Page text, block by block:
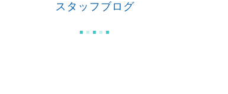
スタッフブログ